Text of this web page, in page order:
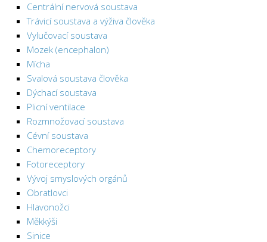
Centrální nervová soustava
Trávicí soustava a výživa člověka
Vylučovací soustava
Mozek (encephalon)
Mícha
Svalová soustava člověka
Dýchací soustava
Plicní ventilace
Rozmnožovací soustava
Cévní soustava
Chemoreceptory
Fotoreceptory
Vývoj smyslových orgánů
Obratlovci
Hlavonožci
Měkkýši
Sinice